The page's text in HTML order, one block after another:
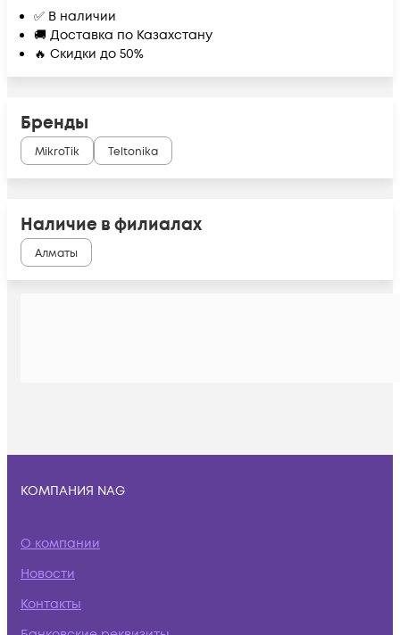
✅ В наличии
🚚 Доставка по Казахстану
🔥 Скидки до 50%
Бренды
MikroTik Teltonika
Наличие в филиалах
Алматы
КОМПАНИЯ NAG
О компании
Новости
Контакты